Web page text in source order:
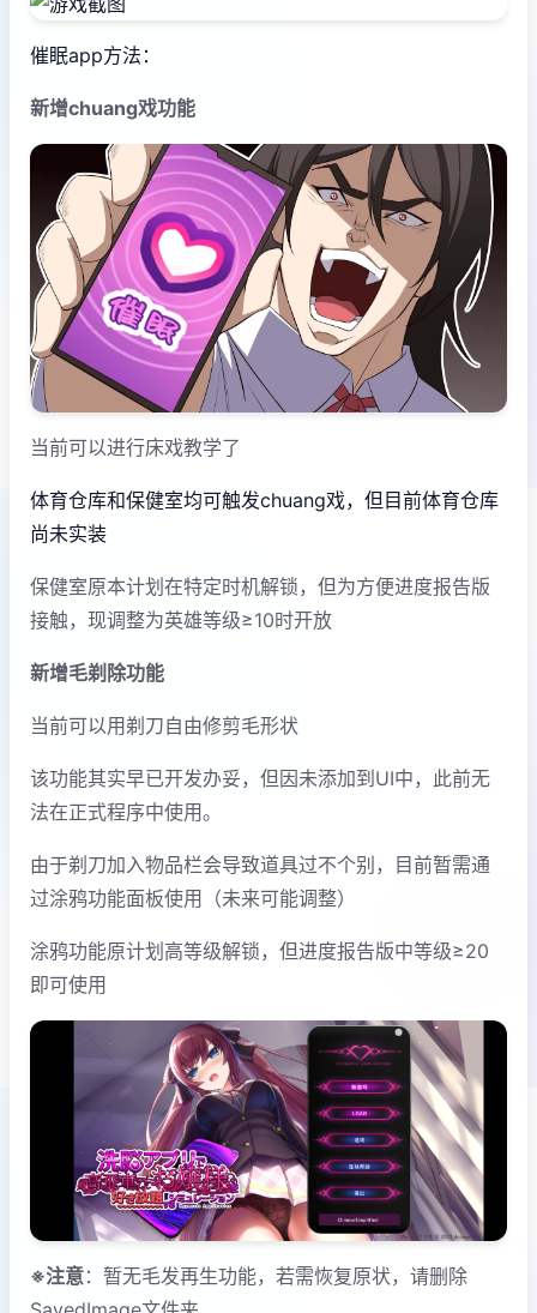
催眠app方法：
新增chuang戏功能
当前可以进行床戏教学了
体育仓库和保健室均可触发chuang戏，但目前体育仓库
尚未实装
保健室原本计划在特定时机解锁，但为方便进度报告版
接触，现调整为英雄等级≥10时开放
新增毛剃除功能
当前可以用剃刀自由修剪毛形状
该功能其实早已开发办妥，但因未添加到UI中，此前无
法在正式程序中使用。
由于剃刀加入物品栏会导致道具过不个别，目前暂需通
过涂鸦功能面板使用（未来可能调整）
涂鸦功能原计划高等级解锁，但进度报告版中等级≥20
即可使用
※注意：暂无毛发再生功能，若需恢复原状，请删除